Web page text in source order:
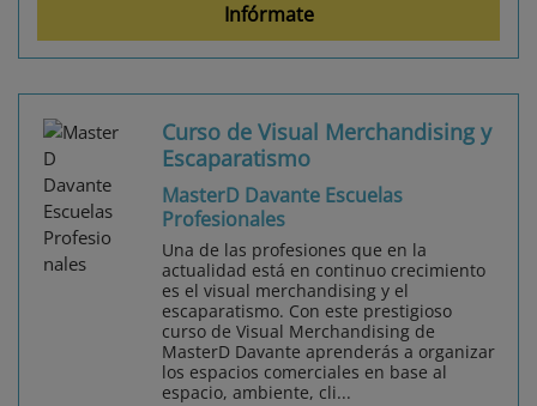
Infórmate
Curso de Visual Merchandising y
Escaparatismo
MasterD Davante Escuelas
Profesionales
Una de las profesiones que en la
actualidad está en continuo crecimiento
es el visual merchandising y el
escaparatismo. Con este prestigioso
curso de Visual Merchandising de
MasterD Davante aprenderás a organizar
los espacios comerciales en base al
espacio, ambiente, cli...